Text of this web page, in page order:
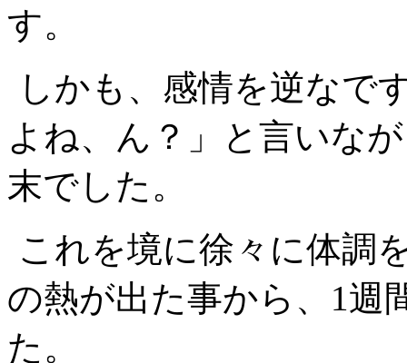
す。
しかも、感情を逆なで
よね、ん？」と言いな
末でした。
これを境に徐々に体調
の熱が出た事から、1週
た。